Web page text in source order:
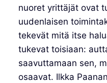
nuoret yrittäjät ovat
uudenlaisen
tekevät mitä itse
tukevat toisiaan:
saavuttamaan sen,
osaavat. Ilkka